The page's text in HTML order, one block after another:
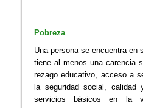
Pobreza
Una persona se encuentra en
tiene al menos una carencia
rezago educativo, acceso a
la seguridad social,
servicios básicos en la